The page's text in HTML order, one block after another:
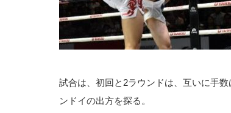
試合は、初回と2ラウンドは、互いに手
ンドイの出方を探る。